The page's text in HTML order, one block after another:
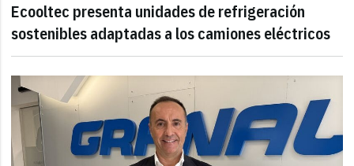
Ecooltec presenta unidades de refrigeración
sostenibles adaptadas a los camiones eléctricos